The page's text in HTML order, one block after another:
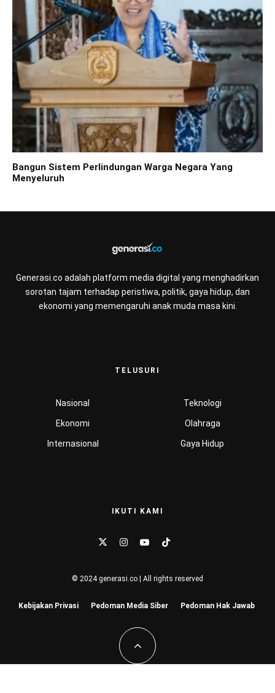
Bangun Sistem Perlindungan Warga Negara Yang
Menyeluruh
Generasi.co adalah platform media digital yang menghadirkan
sorotan tajam terhadap peristiwa, politik, gaya hidup, dan
ekonomi yang memengaruhi anak muda masa kini.
TELUSURI
Nasional
Ekonomi
Internasional
Teknologi
Olahraga
Gaya Hidup
IKUTI KAMI
© 2024 generasi.co | All rights reserved
Kebijakan Privasi Pedoman Media Siber Pedoman Hak Jawab